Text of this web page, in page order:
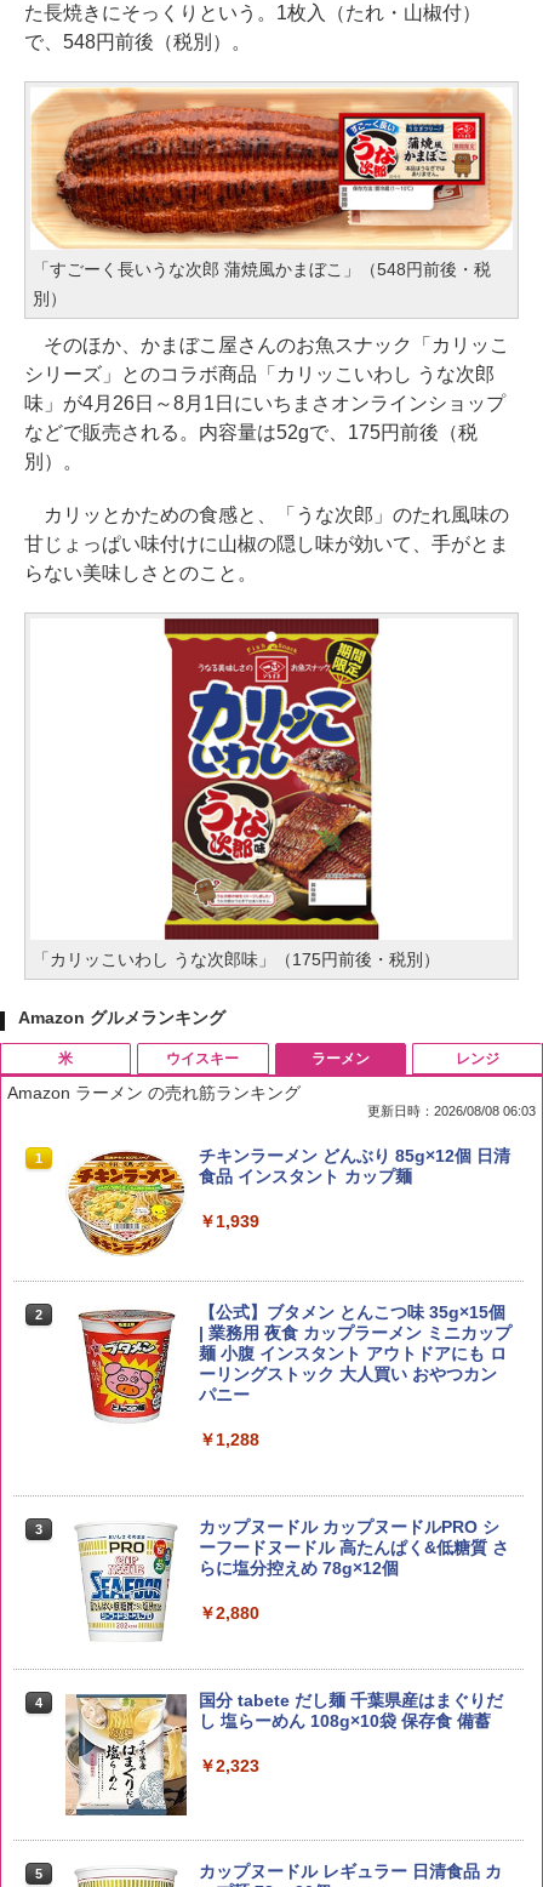
た長焼きにそっくりという。1枚入（たれ・山椒付）
で、548円前後（税別）。
「すごーく長いうな次郎 蒲焼風かまぼこ」（548円前後・税
別）
そのほか、かまぼこ屋さんのお魚スナック「カリッこ
シリーズ」とのコラボ商品「カリッこいわし うな次郎
味」が4月26日～8月1日にいちまさオンラインショップ
などで販売される。内容量は52gで、175円前後（税
別）。
カリッとかための食感と、「うな次郎」のたれ風味の
甘じょっぱい味付けに山椒の隠し味が効いて、手がとま
らない美味しさとのこと。
「カリッこいわし うな次郎味」（175円前後・税別）
Amazon グルメランキング
米
1 by Amazon 国産ブレンド米 精米 5kg
2
野沢農産 無洗米 青い流るる コシヒカリ
5kg 長野県産 令和7年産
￥3,980
3
【在庫処分価格】ももたろう印 無洗米 5
kg 業務用 お米マイスターブレンド
￥2,680
4
by Amazon 新潟県産 新潟のお米 無洗米
5kg
￥3,274
5
by Amazon あきたこまちブレンド 無洗
米 5kg
ウイスキー
1
ブラックニッカ ニッカ Nikka ウィスキ
ー4000ml ブラックニッカクリア ウヰス
お得 4リットル
角瓶 2700ml サントリー ウイスキー ハ
イボール 大容量
3
角ハイボール 350ml×24本 サントリー ウ
イスキー ハイボール 缶
4
トリスウイスキー 4000ml サントリー 大
容量 4リットル
￥4,274
5
【数量限定】フロム・ザ・バレル モルト
ラーメン
Amazon ラーメン の売れ筋ランキング
更新日時：2026/08/08 06:03
1
チキンラーメン どんぶり 85g×12個 日清
食品 インスタント カップ麺
￥1,939
2
【公式】ブタメン とんこつ味 35g×15個
| 業務用 夜食 カップラーメン ミニカップ
麺 小腹 インスタント アウトドアにも ロ
ーリングストック 大人買い おやつカン
パニー
￥1,288
3
カップヌードル カップヌードルPRO シ
ーフードヌードル 高たんぱく&低糖質 さ
らに塩分控えめ 78g×12個
￥2,880
4
国分 tabete だし麺 千葉県産はまぐりだ
し 塩らーめん 108g×10袋 保存食 備蓄
￥2,323
5
カップヌードル レギュラー 日清食品 カ
レンジ